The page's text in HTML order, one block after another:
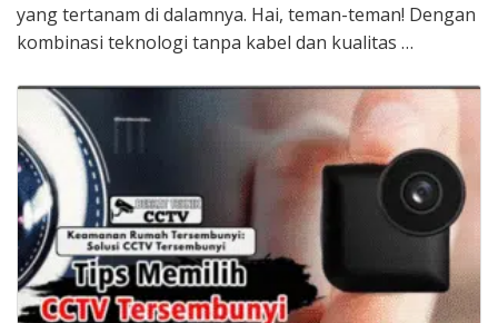
yang tertanam di dalamnya. Hai, teman-teman! Dengan
kombinasi teknologi tanpa kabel dan kualitas …